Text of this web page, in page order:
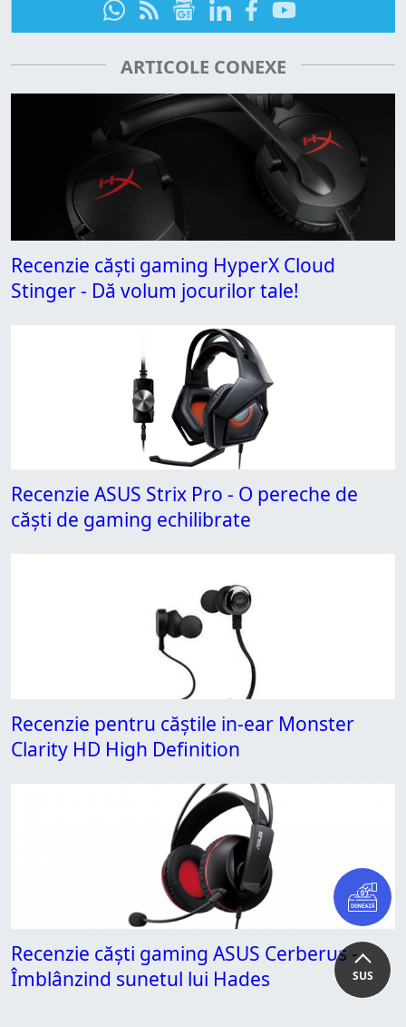
SUS
ARTICOLE CONEXE
Recenzie căști gaming HyperX Cloud
Stinger - Dă volum jocurilor tale!
Recenzie ASUS Strix Pro - O pereche de
căști de gaming echilibrate
Recenzie pentru căștile in-ear Monster
Clarity HD High Definition
Recenzie căști gaming ASUS Cerberus -
Îmblânzind sunetul lui Hades